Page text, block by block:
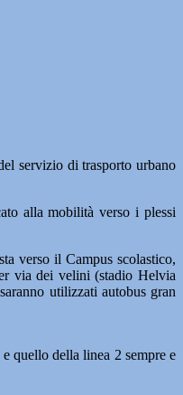
servizio di trasporto urbano
alla mobilità verso i plessi
verso il Campus scolastico,
via dei velini (stadio Helvia
utilizzati autobus gran
quello della linea 2 sempre e